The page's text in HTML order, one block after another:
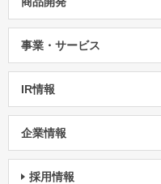
事業・サービス
IR情報
企業情報
採用情報